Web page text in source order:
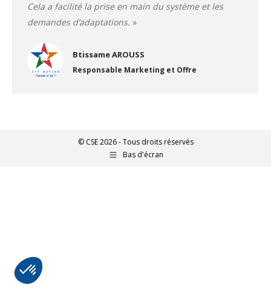
Cela a facilité la prise en main du système et les
demandes d’adaptations. »
Btissame AROUSS
Responsable Marketing et Offre
© CSE 2026 - Tous droits réservés
Bas d'écran